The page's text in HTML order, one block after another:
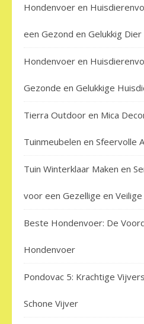
Hondenvoer en
een Gezond en Gelukkig Dier
Hondenvoer en
Gezonde en Gelukkige
Tierra Outdoor en Mica
Tuinmeubelen en Sfeervolle
Tuin Winterklaar Maken en
voor een Gezellige en
Beste Hondenvoer: De
Hondenvoer
Pondovac 5: Krachtige
Schone Vijver